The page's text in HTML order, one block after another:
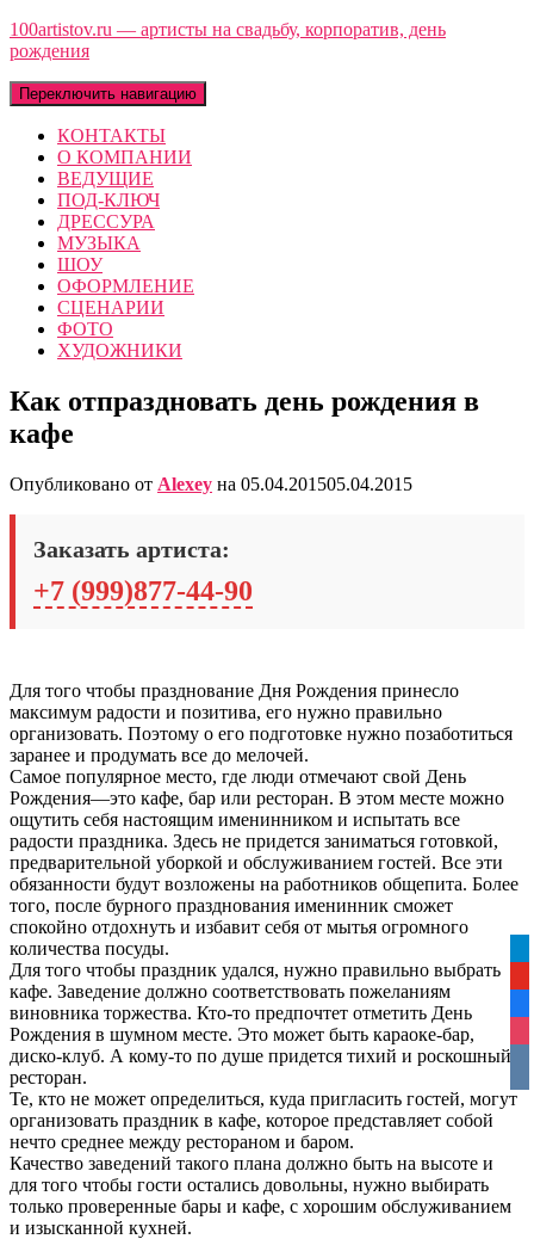
100artistov.ru — артисты на свадьбу, корпоратив, день
рождения
Переключить навигацию
КОНТАКТЫ
О КОМПАНИИ
ВЕДУЩИЕ
ПОД-КЛЮЧ
ДРЕССУРА
МУЗЫКА
ШОУ
ОФОРМЛЕНИЕ
СЦЕНАРИИ
ФОТО
ХУДОЖНИКИ
Как отпраздновать день рождения в
кафе
Опубликовано от Alexey на 05.04.201505.04.2015
Заказать артиста:
+7 (999)877-44-90
Для того чтобы празднование Дня Рождения принесло
максимум радости и позитива, его нужно правильно
организовать. Поэтому о его подготовке нужно позаботиться
заранее и продумать все до мелочей.
Самое популярное место, где люди отмечают свой День
Рождения—это кафе, бар или ресторан. В этом месте можно
ощутить себя настоящим именинником и испытать все
радости праздника. Здесь не придется заниматься готовкой,
предварительной уборкой и обслуживанием гостей. Все эти
обязанности будут возложены на работников общепита. Более
того, после бурного празднования именинник сможет
спокойно отдохнуть и избавит себя от мытья огромного
количества посуды.
Для того чтобы праздник удался, нужно правильно выбрать
кафе. Заведение должно соответствовать пожеланиям
виновника торжества. Кто-то предпочтет отметить День
Рождения в шумном месте. Это может быть караоке-бар,
диско-клуб. А кому-то по душе придется тихий и роскошный
ресторан.
Те, кто не может определиться, куда пригласить гостей, могут
организовать праздник в кафе, которое представляет собой
нечто среднее между рестораном и баром.
Качество заведений такого плана должно быть на высоте и
для того чтобы гости остались довольны, нужно выбирать
только проверенные бары и кафе, с хорошим обслуживанием
и изысканной кухней.